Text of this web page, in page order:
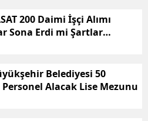
200 Daimi İşçi Alımı
Sona Erdi mi Şartlar
Belediyesi 50
Alacak Lise Mezunu